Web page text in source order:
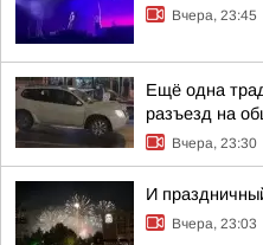
Вчера, 23:45
Ещё одна
разъезд на
Вчера, 23:30
И
Вчера, 23:03